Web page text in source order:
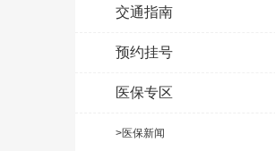
交通指南
预约挂号
医保专区
>医保新闻